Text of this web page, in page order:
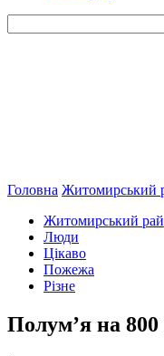
Головна Житомирський
Житомирський
Люди
Цікаво
Пожежа
Різне
Полум’я на 800